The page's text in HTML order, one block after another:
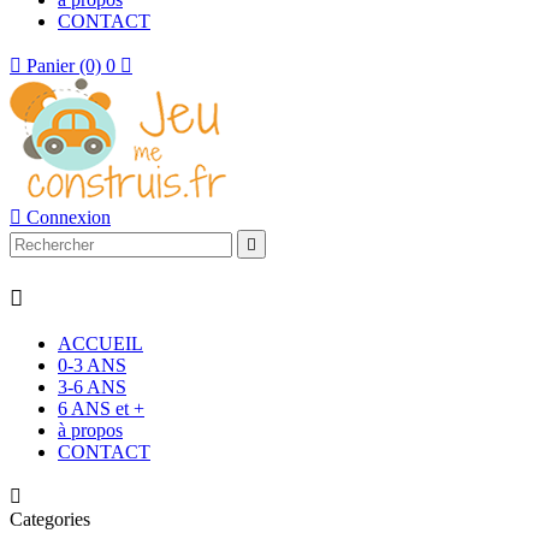
CONTACT
 Panier (0) 0 
 Connexion


ACCUEIL
0-3 ANS
3-6 ANS
6 ANS et +
à propos
CONTACT

Categories